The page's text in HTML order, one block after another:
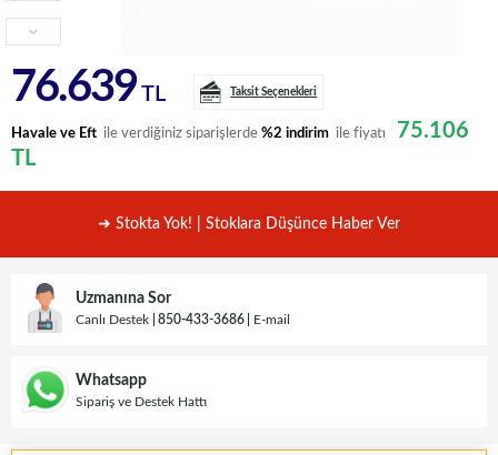
76.639 TL Taksit Seçenekleri
Havale ve Eft ile verdiğiniz siparişlerde %2 indirim ile fiyatı
75.106
TL
➜ Stokta Yok! | Stoklara Düşünce Haber Ver
Uzmanına Sor
Canlı Destek 850-433-3686 E-mail
Whatsapp
Sipariş ve Destek Hattı